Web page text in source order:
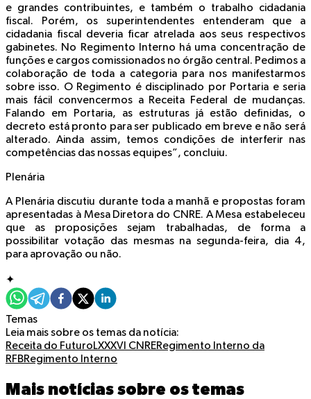
e grandes contribuintes, e também o trabalho cidadania
fiscal. Porém, os superintendentes entenderam que a
cidadania fiscal deveria ficar atrelada aos seus respectivos
gabinetes. No Regimento Interno há uma concentração de
funções e cargos comissionados no órgão central. Pedimos a
colaboração de toda a categoria para nos manifestarmos
sobre isso. O Regimento é disciplinado por Portaria e seria
mais fácil convencermos a Receita Federal de mudanças.
Falando em Portaria, as estruturas já estão definidas, o
decreto está pronto para ser publicado em breve e não será
alterado. Ainda assim, temos condições de interferir nas
competências das nossas equipes”, concluiu.
Plenária
A Plenária discutiu durante toda a manhã e propostas foram
apresentadas à Mesa Diretora do CNRE. A Mesa estabeleceu
que as proposições sejam trabalhadas, de forma a
possibilitar votação das mesmas na segunda-feira, dia 4,
para aprovação ou não.
✦
Temas
Leia mais sobre os temas da notícia:
Receita do FuturoLXXXVI CNRERegimento Interno da
RFBRegimento Interno
Mais notícias sobre os temas